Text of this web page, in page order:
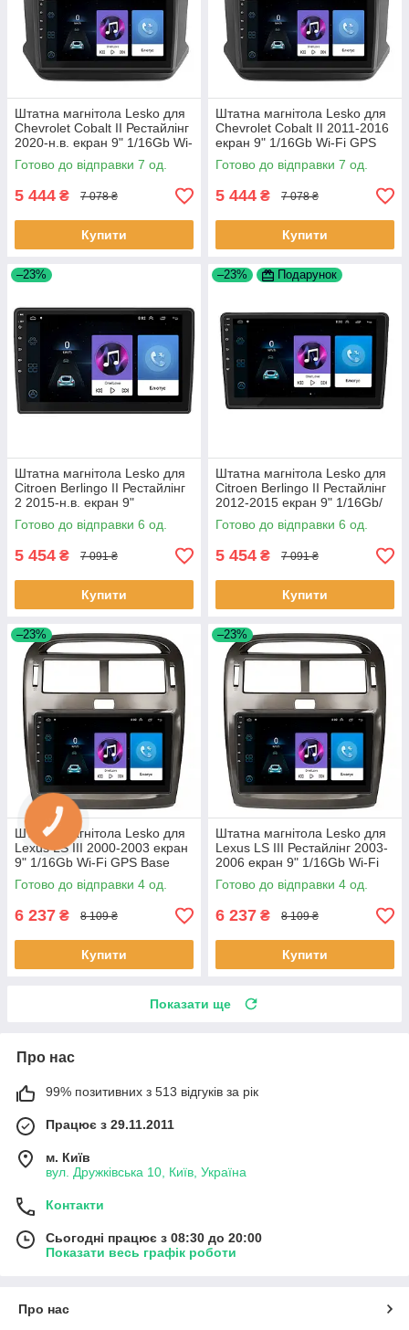
Штатна магнітола Lesko для
Chevrolet Cobalt II Рестайлінг
2020-н.в. екран 9" 1/16Gb Wi-
Fi GPS Base 7 шт.
Готово до відправки 7 од.
5 444 ₴ 7 078 ₴
Купити
Штатна магнітола Lesko для
Chevrolet Cobalt II 2011-2016
екран 9" 1/16Gb Wi-Fi GPS
Base Шевроле Кобальт 7 шт.
Готово до відправки 7 од.
5 444 ₴ 7 078 ₴
Купити
–23%
Штатна магнітола Lesko для
Citroen Berlingo II Рестайлінг
2 2015-н.в. екран 9"
1/16Gb/Wi-Fi GPS Optima 6шт
Готово до відправки 6 од.
5 454 ₴ 7 091 ₴
Купити
–23% Подарунок
Штатна магнітола Lesko для
Citroen Berlingo II Рестайлінг
2012-2015 екран 9" 1/16Gb/
Wi-Fi GPS Optima 6шт
Готово до відправки 6 од.
5 454 ₴ 7 091 ₴
Купити
–23%
Штатна магнітола Lesko для
Lexus LS III 2000-2003 екран
9" 1/16Gb Wi-Fi GPS Base
Лексус 4 шт.
Готово до відправки 4 од.
6 237 ₴ 8 109 ₴
Купити
–23%
Штатна магнітола Lesko для
Lexus LS III Рестайлінг 2003-
2006 екран 9" 1/16Gb Wi-Fi
GPS Base 4 шт.
Готово до відправки 4 од.
6 237 ₴ 8 109 ₴
Купити
Показати ще
Про нас
99% позитивних з 513 відгуків за рік
Працює з 29.11.2011
м. Київ
вул. Дружківська 10, Київ, Україна
Контакти
Сьогодні працює з 08:30 до 20:00
Показати весь графік роботи
Про нас